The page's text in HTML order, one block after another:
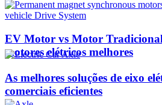
EV Motor vs Motor
motores elétricos melhores
As melhores soluções de eixo
comerciais eficientes